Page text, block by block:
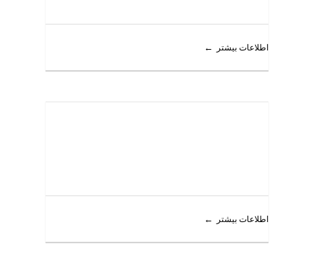
اطلاعات بیشتر
اطلاعات بیشتر